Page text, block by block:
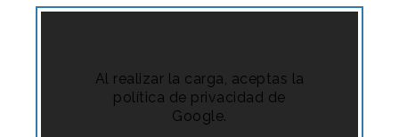
Al realizar la carga, aceptas la
política de privacidad de
Google.